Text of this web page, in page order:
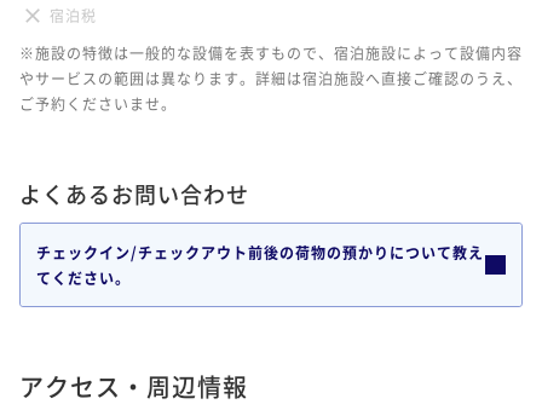
宿泊税
※施設の特徴は一般的な設備を表すもので、宿泊施設によって設備内容
やサービスの範囲は異なります。詳細は宿泊施設へ直接ご確認のうえ、
ご予約くださいませ。
よくあるお問い合わせ
チェックイン/チェックアウト前後の荷物の預かりについて教え
てください。
アクセス・周辺情報